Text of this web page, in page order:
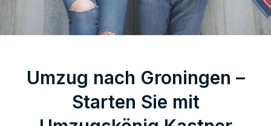
Umzug nach Groningen –
Starten Sie mit